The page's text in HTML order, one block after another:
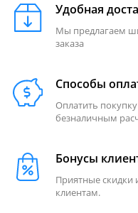
Удобная
Мы предлагаем
заказа
Способы
Оплатить
безналичным
Бонусы
Приятные
клиентам.